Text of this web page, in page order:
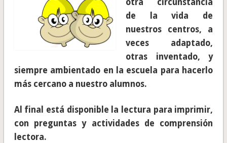
otra circunstancia
de la vida de
nuestros centros, a
veces adaptado,
otras inventado, y
siempre ambientado en la escuela para hacerlo
más cercano a nuestro alumnos.
Al final está disponible la lectura para imprimir,
con preguntas y actividades de comprensión
lectora.